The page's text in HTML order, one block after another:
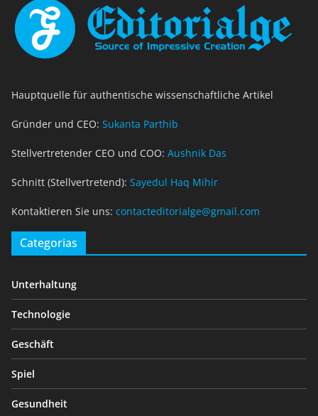
Hauptquelle für authentische wissenschaftliche Artikel
Gründer und CEO: Sukanta Parthib
Stellvertretender CEO und COO: Aushnik Das
Schnitt (Stellvertretend): Sayedul Haq Mihir
Kontaktieren Sie uns: contacteditorialge@gmail.com
Categorias
Unterhaltung
Technologie
Geschäft
Spiel
Gesundheit